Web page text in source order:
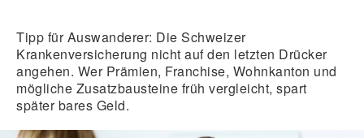
Tipp für Auswanderer: Die Schweizer
Krankenversicherung nicht auf den letzten Drücker
angehen. Wer Prämien, Franchise, Wohnkanton und
mögliche Zusatzbausteine früh vergleicht, spart
später bares Geld.